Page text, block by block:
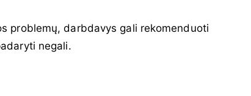
problemų, darbdavys gali rekomenduoti
negali.